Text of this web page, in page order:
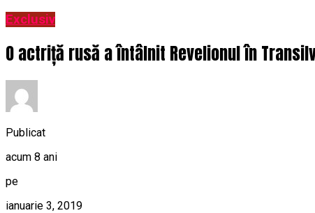
Exclusiv
O actriță rusă a întâlnit Revelionul în
Publicat
acum 8 ani
pe
ianuarie 3, 2019